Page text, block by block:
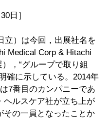
日］
立）は今回，出展社名を
Medical Corp & Hitachi
，“グループで取り組
確に示している。2014年
7番目のカンパニーであ
ヘルスケア社が立ち上が
その一員となったことか